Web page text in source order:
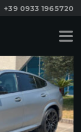
+39 0933 1965720